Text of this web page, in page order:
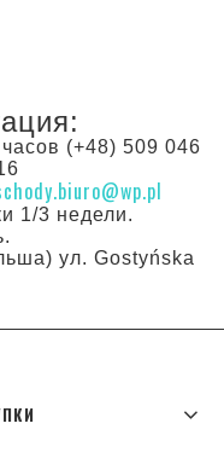
(+48) 509 046
1/3 недели.
ул. Gostyńska